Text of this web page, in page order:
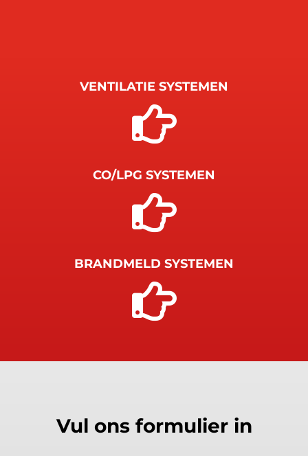
VENTILATIE SYSTEMEN

CO/LPG SYSTEMEN

BRANDMELD SYSTEMEN

Vul ons formulier in